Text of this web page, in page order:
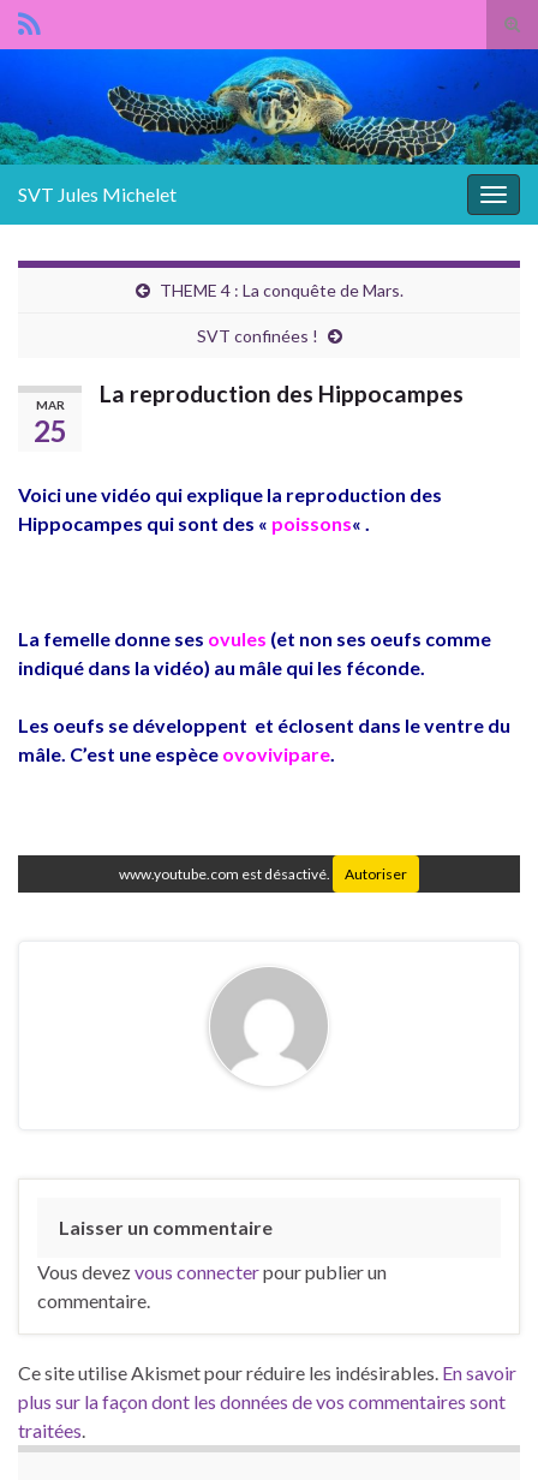
SVT Jules Michelet
THEME 4 : La conquête de Mars.
SVT confinées !
MAR
25
La reproduction des Hippocampes
Voici une vidéo qui explique la reproduction des
Hippocampes qui sont des « poissons« .
La femelle donne ses ovules (et non ses oeufs comme
indiqué dans la vidéo) au mâle qui les féconde.
Les oeufs se développent et éclosent dans le ventre du
mâle. C’est une espèce ovovivipare
www.youtube.com est désactivé. Autoriser
Laisser un commentaire
Vous devezvous connecterpour publier un
commentaire.
Ce site utilise Akismet pour réduire les indésirables. En savoir
plus sur la façon dont les données de vos commentaires sont
traitées
Panneau de gestion des cookies